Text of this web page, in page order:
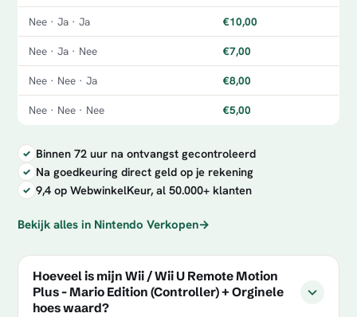
Nee · Ja · Ja €10,00
Nee · Ja · Nee €7,00
Nee · Nee · Ja €8,00
Nee · Nee · Nee €5,00
Binnen 72 uur na ontvangst gecontroleerd
Na goedkeuring direct geld op je rekening
9,4 op WebwinkelKeur, al 50.000+ klanten
Bekijk alles in Nintendo Verkopen→
Hoeveel is mijn Wii / Wii U Remote Motion
Plus - Mario Edition (Controller) + Orginele
hoes waard?